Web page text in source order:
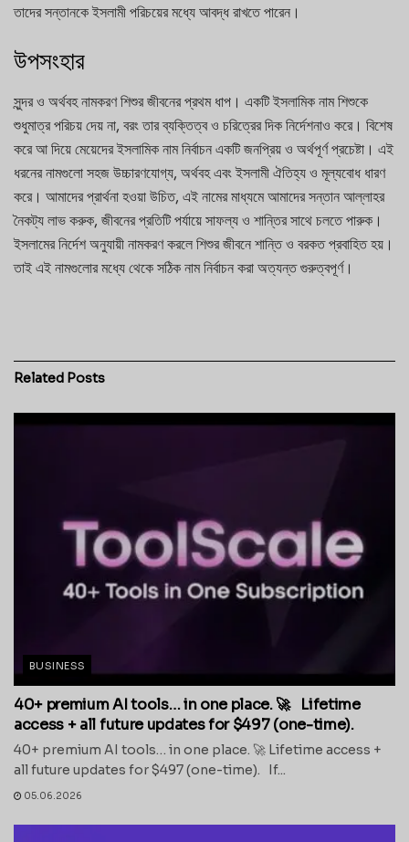
তাদের সন্তানকে ইসলামী পরিচয়ের মধ্যে আবদ্ধ রাখতে পারেন।
উপসংহার
সুন্দর ও অর্থবহ নামকরণ শিশুর জীবনের প্রথম ধাপ। একটি ইসলামিক নাম শিশুকে
শুধুমাত্র পরিচয় দেয় না, বরং তার ব্যক্তিত্ব ও চরিত্রের দিক নির্দেশনাও করে। বিশেষ
করে আ দিয়ে মেয়েদের ইসলামিক নাম নির্বাচন একটি জনপ্রিয় ও অর্থপূর্ণ প্রচেষ্টা। এই
ধরনের নামগুলো সহজ উচ্চারণযোগ্য, অর্থবহ এবং ইসলামী ঐতিহ্য ও মূল্যবোধ ধারণ
করে। আমাদের প্রার্থনা হওয়া উচিত, এই নামের মাধ্যমে আমাদের সন্তান আল্লাহর
নৈকট্য লাভ করুক, জীবনের প্রতিটি পর্যায়ে সাফল্য ও শান্তির সাথে চলতে পারুক।
ইসলামের নির্দেশ অনুযায়ী নামকরণ করলে শিশুর জীবনে শান্তি ও বরকত প্রবাহিত হয়।
তাই এই নামগুলোর মধ্যে থেকে সঠিক নাম নির্বাচন করা অত্যন্ত গুরুত্বপূর্ণ।
Related Posts
BUSINESS
40+ premium AI tools… in one place. 🚀 Lifetime
access + all future updates for $497 (one-time).
40+ premium AI tools… in one place. 🚀 Lifetime access +
all future updates for $497 (one-time). If...
05.06.2026